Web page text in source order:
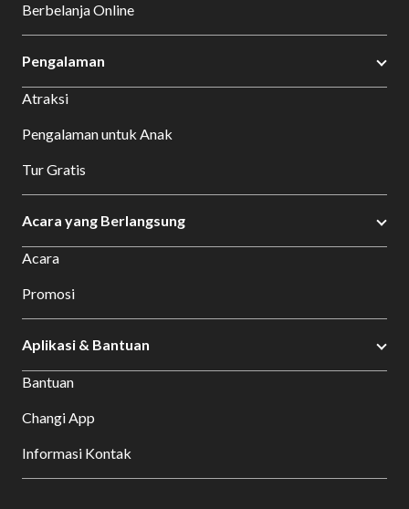
Berbelanja Online
Pengalaman
Atraksi
Pengalaman untuk Anak
Tur Gratis
Acara yang Berlangsung
Acara
Promosi
Aplikasi & Bantuan
Bantuan
Changi App
Informasi Kontak